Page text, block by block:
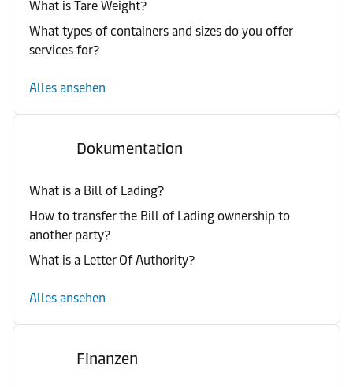
What is Tare Weight?
What types of containers and sizes do you offer
services for?
Alles ansehen
Dokumentation
What is a Bill of Lading?
How to transfer the Bill of Lading ownership to
another party?
What is a Letter Of Authority?
Alles ansehen
Finanzen